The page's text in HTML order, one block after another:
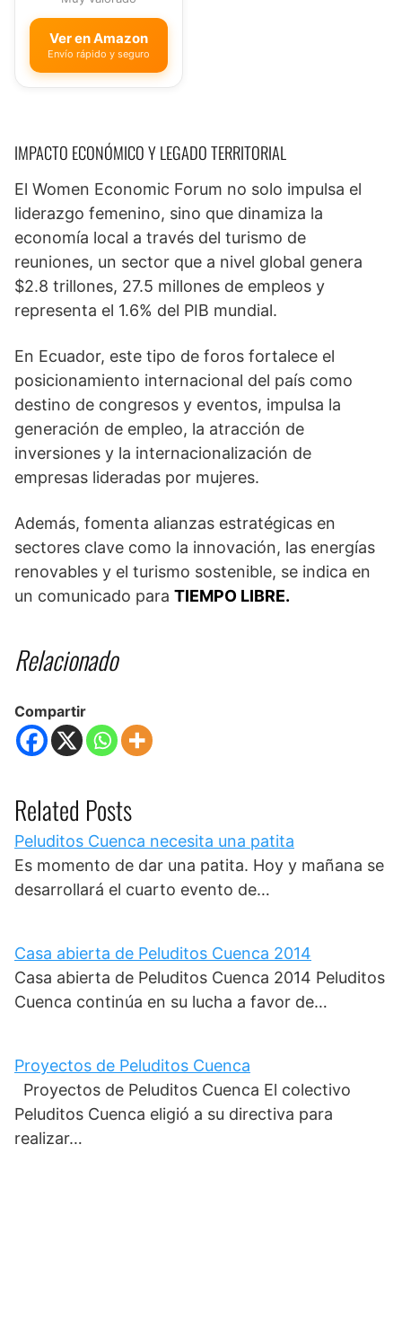
Ver en Amazon
Envío rápido y seguro
IMPACTO ECONÓMICO Y LEGADO TERRITORIAL
El Women Economic Forum no solo impulsa el
liderazgo femenino, sino que dinamiza la
economía local a través del turismo de
reuniones, un sector que a nivel global genera
$2.8 trillones, 27.5 millones de empleos y
representa el 1.6% del PIB mundial.
En Ecuador, este tipo de foros fortalece el
posicionamiento internacional del país como
destino de congresos y eventos, impulsa la
generación de empleo, la atracción de
inversiones y la internacionalización de
empresas lideradas por mujeres.
Además, fomenta alianzas estratégicas en
sectores clave como la innovación, las energías
renovables y el turismo sostenible, se indica en
un comunicado para TIEMPO LIBRE.
Relacionado
Compartir
Related Posts
Peluditos Cuenca necesita una patita
Es momento de dar una patita. Hoy y mañana se
desarrollará el cuarto evento de…
Casa abierta de Peluditos Cuenca 2014
Casa abierta de Peluditos Cuenca 2014 Peluditos
Cuenca continúa en su lucha a favor de…
Proyectos de Peluditos Cuenca
Proyectos de Peluditos Cuenca El colectivo
Peluditos Cuenca eligió a su directiva para
realizar…